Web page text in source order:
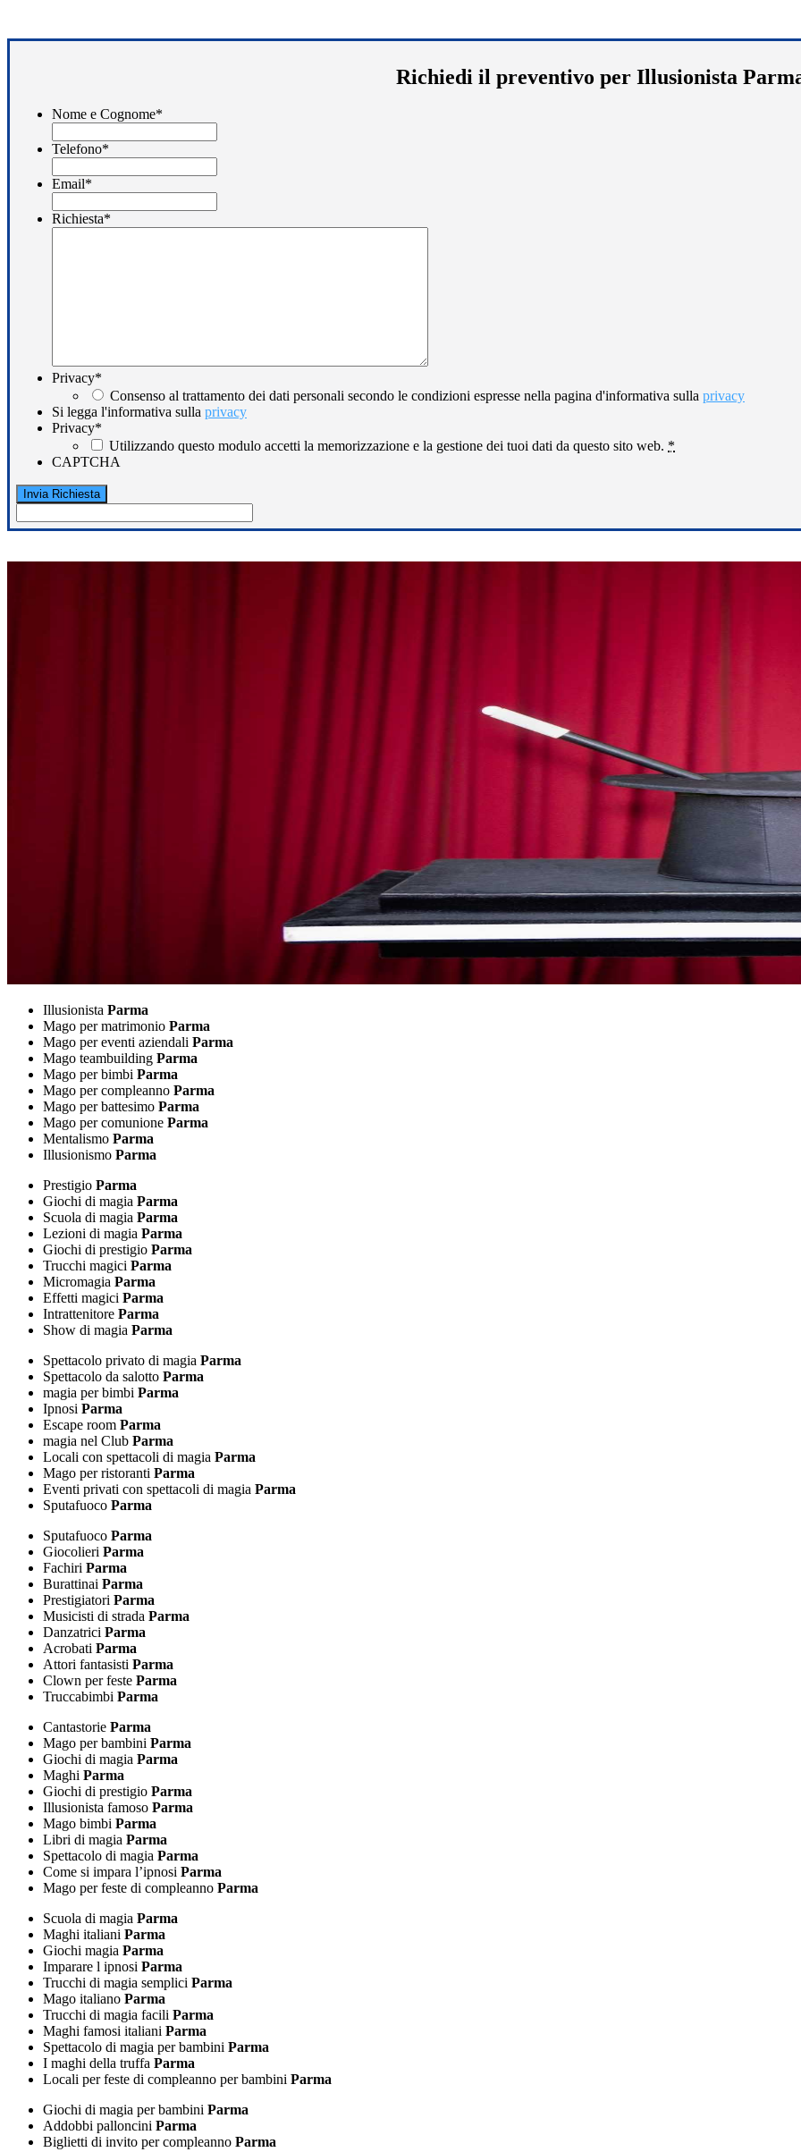
Richiedi il preventivo per Illusionista
Nome e Cognome*
Telefono*
Email*
Richiesta*
Privacy*
Consenso al trattamento dei dati personali secondo le condizioni espresse nella pagina d'informativa sulla privacy
Si legga l'informativa sulla privacy
Privacy*
Utilizzando questo modulo accetti la memorizzazione e la gestione dei tuoi dati da questo sito web. *
CAPTCHA
Illusionista Parma
Mago per matrimonio Parma
Mago per eventi aziendali Parma
Mago teambuilding Parma
Mago per bimbi Parma
Mago per compleanno Parma
Mago per battesimo Parma
Mago per comunione Parma
Mentalismo Parma
Illusionismo Parma
Prestigio Parma
Giochi di magia Parma
Scuola di magia Parma
Lezioni di magia Parma
Giochi di prestigio Parma
Trucchi magici Parma
Micromagia Parma
Effetti magici Parma
Intrattenitore Parma
Show di magia Parma
Spettacolo privato di magia Parma
Spettacolo da salotto Parma
magia per bimbi Parma
Ipnosi Parma
Escape room Parma
magia nel Club Parma
Locali con spettacoli di magia Parma
Mago per ristoranti Parma
Eventi privati con spettacoli di magia Parma
Sputafuoco Parma
Sputafuoco Parma
Giocolieri Parma
Fachiri Parma
Burattinai Parma
Prestigiatori Parma
Musicisti di strada Parma
Danzatrici Parma
Acrobati Parma
Attori fantasisti Parma
Clown per feste Parma
Truccabimbi Parma
Cantastorie Parma
Mago per bambini Parma
Giochi di magia Parma
Maghi Parma
Giochi di prestigio Parma
Illusionista famoso Parma
Mago bimbi Parma
Libri di magia Parma
Spettacolo di magia Parma
Come si impara l’ipnosi Parma
Mago per feste di compleanno Parma
Scuola di magia Parma
Maghi italiani Parma
Giochi magia Parma
Imparare l ipnosi Parma
Trucchi di magia semplici Parma
Mago italiano Parma
Trucchi di magia facili Parma
Maghi famosi italiani Parma
Spettacolo di magia per bambini Parma
I maghi della truffa Parma
Locali per feste di compleanno per bambini Parma
Giochi di magia per bambini Parma
Addobbi palloncini Parma
Biglietti di invito per compleanno Parma